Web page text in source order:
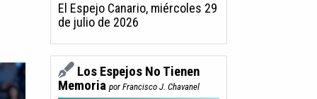
El Espejo Canario, miércoles 29
de julio de 2026
Los Espejos No Tienen
Memoria por Francisco J. Chavanel